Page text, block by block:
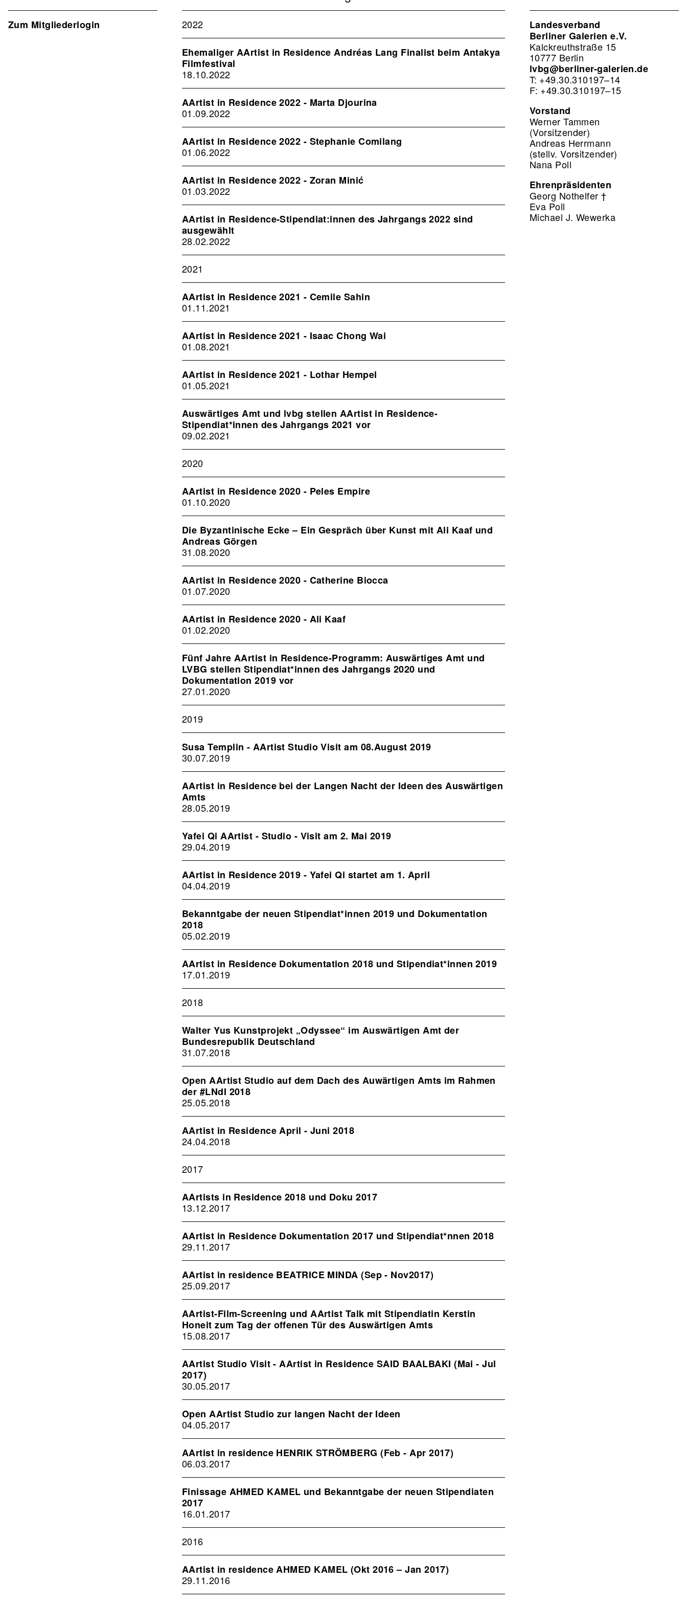
Zum Mitgliederlogin
Verband
2nd
Level
2022
Ehemaliger AArtist in Residence Andréas Lang Finalist beim Antakya
Filmfestival
18.10.2022
AArtist in Residence 2022 - Marta Djourina
01.09.2022
AArtist in Residence 2022 - Stephanie Comilang
01.06.2022
AArtist in Residence 2022 - Zoran Minić
01.03.2022
AArtist in Residence-Stipendiat:innen des Jahrgangs 2022 sind
ausgewählt
28.02.2022
2021
AArtist in Residence 2021 - Cemile Sahin
01.11.2021
AArtist in Residence 2021 - Isaac Chong Wai
01.08.2021
AArtist in Residence 2021 - Lothar Hempel
01.05.2021
Auswärtiges Amt und lvbg stellen AArtist in Residence-
Stipendiat*innen des Jahrgangs 2021 vor
09.02.2021
2020
AArtist in Residence 2020 - Peles Empire
01.10.2020
Die Byzantinische Ecke – Ein Gespräch über Kunst mit Ali Kaaf und
Andreas Görgen
31.08.2020
AArtist in Residence 2020 - Catherine Biocca
01.07.2020
AArtist in Residence 2020 - Ali Kaaf
01.02.2020
Fünf Jahre AArtist in Residence-Programm: Auswärtiges Amt und
LVBG stellen Stipendiat*innen des Jahrgangs 2020 und
Dokumentation 2019 vor
27.01.2020
2019
Susa Templin - AArtist Studio Visit am 08.August 2019
30.07.2019
AArtist in Residence bei der Langen Nacht der Ideen des Auswärtigen
Amts
28.05.2019
Yafei Qi AArtist - Studio - Visit am 2. Mai 2019
29.04.2019
AArtist in Residence 2019 - Yafei Qi startet am 1. April
04.04.2019
Bekanntgabe der neuen Stipendiat*innen 2019 und Dokumentation
2018
05.02.2019
AArtist in Residence Dokumentation 2018 und Stipendiat*innen 2019
17.01.2019
2018
Walter Yus Kunstprojekt „Odyssee“ im Auswärtigen Amt der
Bundesrepublik Deutschland
31.07.2018
Open AArtist Studio auf dem Dach des Auwärtigen Amts im Rahmen
der #LNdI 2018
25.05.2018
AArtist in Residence April - Juni 2018
24.04.2018
2017
AArtists in Residence 2018 und Doku 2017
13.12.2017
AArtist in Residence Dokumentation 2017 und Stipendiat*nnen 2018
29.11.2017
AArtist in residence BEATRICE MINDA (Sep - Nov2017)
25.09.2017
AArtist-Film-Screening und AArtist Talk mit Stipendiatin Kerstin
Honeit zum Tag der offenen Tür des Auswärtigen Amts
15.08.2017
AArtist Studio Visit - AArtist in Residence SAID BAALBAKI (Mai - Jul
2017)
30.05.2017
Open AArtist Studio zur langen Nacht der Ideen
04.05.2017
AArtist in residence HENRIK STRÖMBERG (Feb - Apr 2017)
06.03.2017
Finissage AHMED KAMEL und Bekanntgabe der neuen Stipendiaten
2017
16.01.2017
2016
AArtist in residence AHMED KAMEL (Okt 2016 – Jan 2017)
29.11.2016
Landesverband
Berliner Galerien e.V.
Kalckreuthstraße 15
10777 Berlin
lvbg@berliner-galerien.de
T: +49.30.310197–14
F: +49.30.310197–15
Vorstand
Werner Tammen
(Vorsitzender)
Andreas Herrmann
(stellv. Vorsitzender)
Nana Poll
Ehrenpräsidenten
Georg Nothelfer †
Eva Poll
Michael J. Wewerka